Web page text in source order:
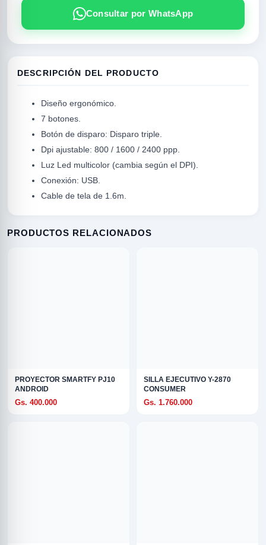
Consultar por WhatsApp
DESCRIPCIÓN DEL PRODUCTO
Diseño ergonómico.
7 botones.
Botón de disparo: Disparo triple.
Dpi ajustable: 800 / 1600 / 2400 ppp.
Luz Led multicolor (cambia según el DPI).
Conexión: USB.
Cable de tela de 1.6m.
PRODUCTOS RELACIONADOS
PROYECTOR SMARTFY PJ10
ANDROID
Gs. 400.000
SILLA EJECUTIVO Y-2870
CONSUMER
Gs. 1.760.000